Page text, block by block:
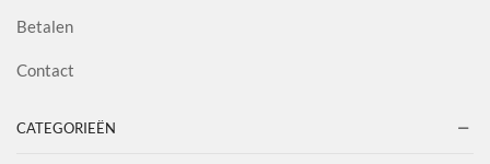
Betalen
Contact
CATEGORIEËN